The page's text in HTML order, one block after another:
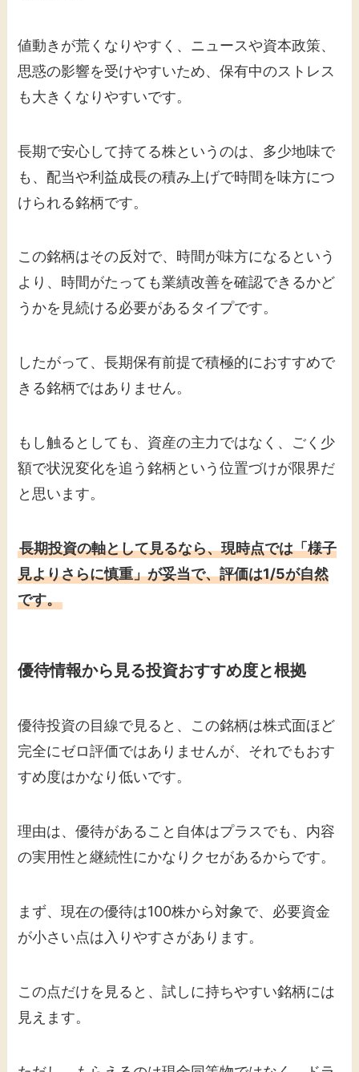
値動きが荒くなりやすく、ニュースや資本政策、
思惑の影響を受けやすいため、保有中のストレス
も大きくなりやすいです。
長期で安心して持てる株というのは、多少地味で
も、配当や利益成長の積み上げで時間を味方につ
けられる銘柄です。
この銘柄はその反対で、時間が味方になるという
より、時間がたっても業績改善を確認できるかど
うかを見続ける必要があるタイプです。
したがって、長期保有前提で積極的におすすめで
きる銘柄ではありません。
もし触るとしても、資産の主力ではなく、ごく少
額で状況変化を追う銘柄という位置づけが限界だ
と思います。
長期投資の軸として見るなら、現時点では「様子
見よりさらに慎重」が妥当で、評価は1/5が自然
です。
優待情報から見る投資おすすめ度と根拠
優待投資の目線で見ると、この銘柄は株式面ほど
完全にゼロ評価ではありませんが、それでもおす
すめ度はかなり低いです。
理由は、優待があること自体はプラスでも、内容
の実用性と継続性にかなりクセがあるからです。
まず、現在の優待は100株から対象で、必要資金
が小さい点は入りやすさがあります。
この点だけを見ると、試しに持ちやすい銘柄には
見えます。